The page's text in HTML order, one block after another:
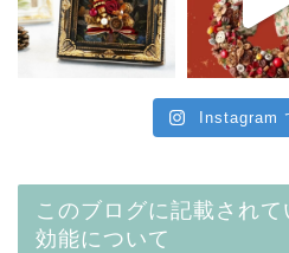
Instagram
このブログに記載され
効能について